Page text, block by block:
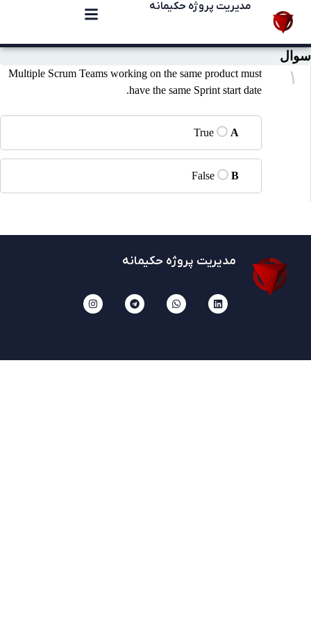
مدیریت پروژه حکیمانه
سوال
۱
Multiple Scrum Teams working on the same product must
have the same Sprint start date.
A
True
B
False
مدیریت پروژه حکیمانه